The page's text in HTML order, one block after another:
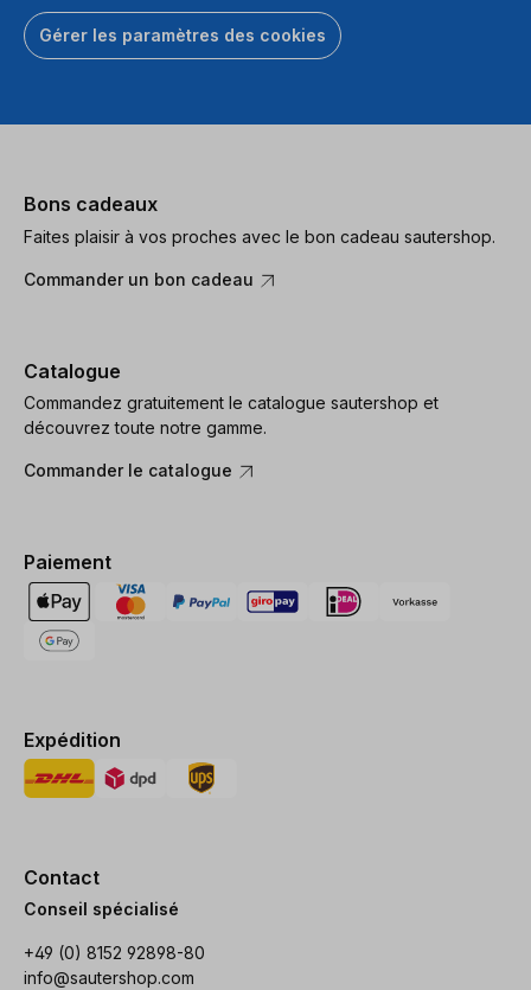
Gérer les paramètres des cookies
Bons cadeaux
Faites plaisir à vos proches avec le bon cadeau sautershop.
Commander un bon cadeau
Catalogue
Commandez gratuitement le catalogue sautershop et
découvrez toute notre gamme.
Commander le catalogue
Paiement
Expédition
Contact
Conseil spécialisé
+49 (0) 8152 92898-80
info@sautershop.com